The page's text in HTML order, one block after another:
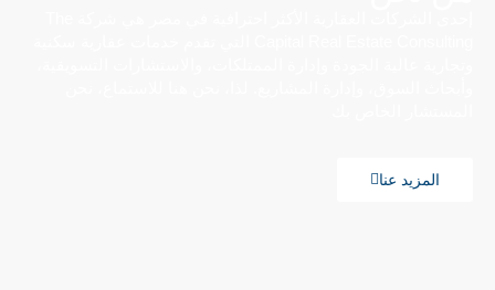
المزيد عنا